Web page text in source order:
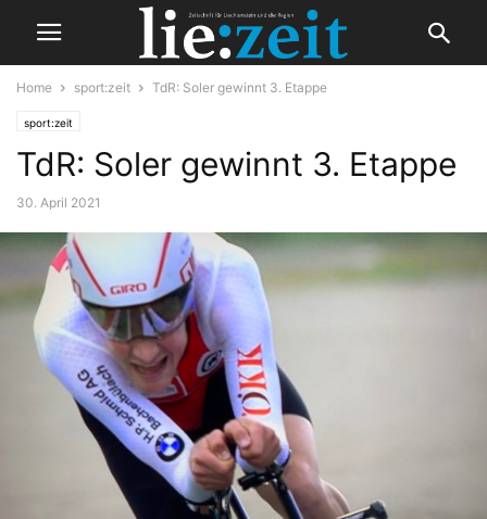
Home sport:zeit TdR: Soler gewinnt 3. Etappe
sport:zeit
TdR: Soler gewinnt 3. Etappe
30. April 2021